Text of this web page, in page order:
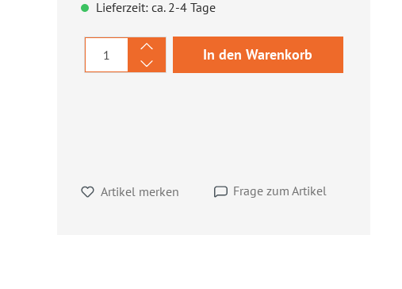
Lieferzeit: ca. 2-4 Tage
Produkt Anzahl: Gib den
In den Warenkorb
Artikel merken Frage zum Artikel